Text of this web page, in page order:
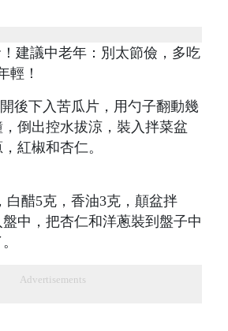
後下入苦瓜片，用勺子翻動幾
倒出控水拔涼，裝入拌菜盆
紅椒和杏仁。
白醋5克，香油3克，顛盆拌
中，把杏仁和洋蔥裝到盤子中
Advertisements